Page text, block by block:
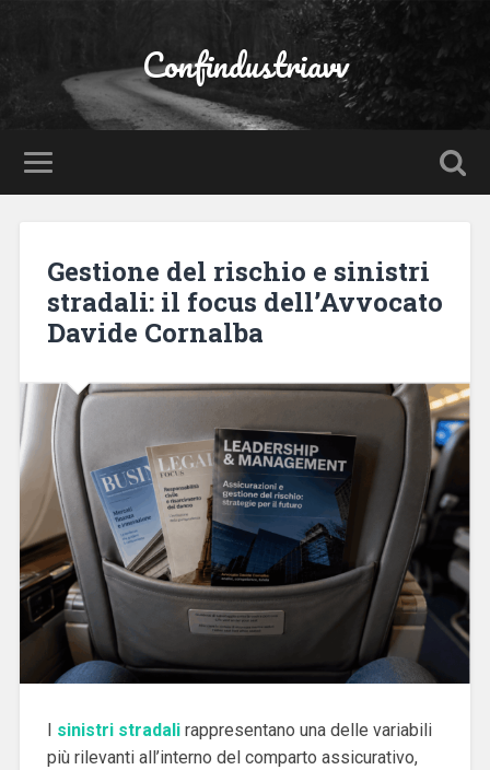
Confindustriavv
Gestione del rischio e sinistri
stradali: il focus dell’Avvocato
Davide Cornalba
sinistri stradalirappresentano una delle variabili
più rilevanti all’interno del comparto assicurativo,